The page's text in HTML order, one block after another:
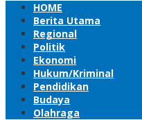
HOME
Berita Utama
Regional
Politik
Ekonomi
Hukum/Kriminal
Pendidikan
Budaya
Olahraga